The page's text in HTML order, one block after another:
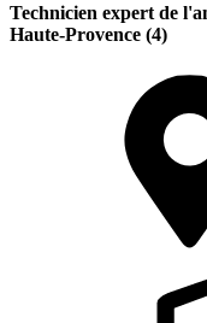
Technicien expert de
Haute-Provence (4)